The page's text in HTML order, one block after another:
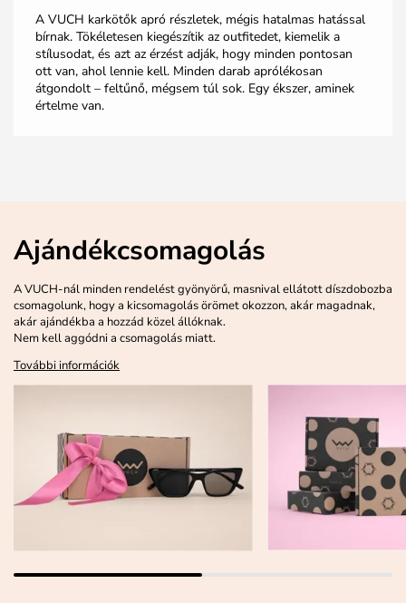
A VUCH karkötők apró részletek, mégis hatalmas hatással
bírnak. Tökéletesen kiegészítik az outfitedet, kiemelik a
stílusodat, és azt az érzést adják, hogy minden pontosan
ott van, ahol lennie kell. Minden darab aprólékosan
átgondolt – feltűnő, mégsem túl sok. Egy ékszer, aminek
értelme van.
Ajándékcsomagolás
A VUCH-nál minden rendelést gyönyörű, masnival ellátott díszdobozba
csomagolunk, hogy a kicsomagolás örömet okozzon, akár magadnak,
akár ajándékba a hozzád közel állóknak.
Nem kell aggódni a csomagolás miatt.
További információk